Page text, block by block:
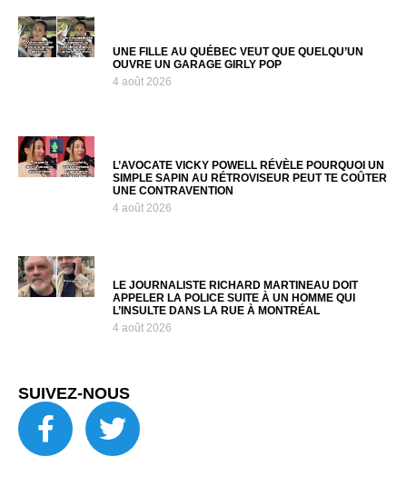
UNE FILLE AU QUÉBEC VEUT QUE QUELQU’UN
OUVRE UN GARAGE GIRLY POP
4 août 2026
L’AVOCATE VICKY POWELL RÉVÈLE POURQUOI UN
SIMPLE SAPIN AU RÉTROVISEUR PEUT TE COÛTER
UNE CONTRAVENTION
4 août 2026
LE JOURNALISTE RICHARD MARTINEAU DOIT
APPELER LA POLICE SUITE À UN HOMME QUI
L’INSULTE DANS LA RUE À MONTRÉAL
4 août 2026
SUIVEZ-NOUS